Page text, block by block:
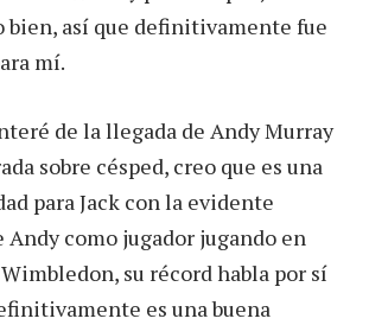
bien, así que definitivamente fue
mí.
de la llegada de Andy Murray
sobre césped, creo que es una
para Jack con la evidente
Andy como jugador jugando en
Wimbledon, su récord habla por sí
es una buena